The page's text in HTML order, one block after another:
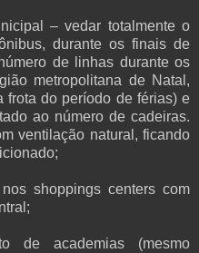
– vedar totalmente o
durante os finais de
de linhas durante os
metropolitana de Natal,
frota do período de férias) e
ao número de cadeiras.
ventilação natural, ficando
shoppings centers com
de academias (mesmo